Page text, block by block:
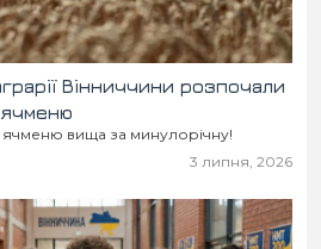
Вінниччини розпочали
ячменю вища за минулорічну!
3 липня, 2026